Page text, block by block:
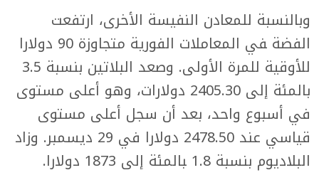
وبالنسبة للمعادن النفيسة الأخرى، ارتفعت
الفضة ‍في المعاملات الفورية متجاوزة 90 دولارا
للأوقية للمرة الأولى. وصعد البلاتين بنسبة 3.5
بالمئة إلى 2405.30 دولارات، وهو أعلى مستوى
في أسبوع واحد، بعد أن سجل أعلى مستوى
قياسي عند 2478.50 دولارا في 29 ديسمبر. وزاد
البلاديوم بنسبة 1.8 ‍بالمئة إلى 1873 دولارا.